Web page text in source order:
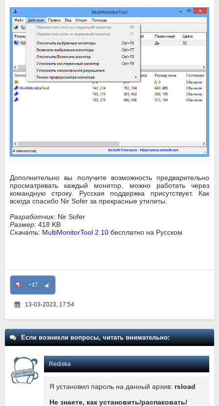
Дополнительно вы получите возможность предварительно
просматривать каждый монитор, можно работать через
командную строку. Русская поддержка присутствует. Как
всегда спасибо Nir Sofer за прекрасные утилиты.
Разработчик: Nir Sofer
Размер: 418 KB
Скачать: MultiMonitorTool 2.10 бесплатно на Русском
+17
13-03-2023, 17:54
Если возникли вопросы, читать внимательно:
Rediska
Я установил пароль на данный архив: rsload
Не знаете, как установить/распаковать/